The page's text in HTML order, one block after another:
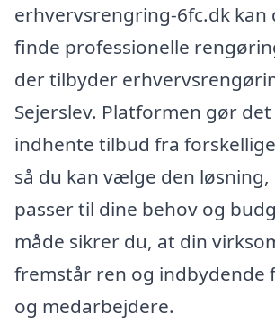
erhvervsrengring-6fc.dk kan
finde professionelle
der tilbyder
Sejerslev. Platformen gør
indhente tilbud fra
så du kan vælge den
passer til dine behov og
måde sikrer du, at din
fremstår ren og indbydende
og medarbejdere.